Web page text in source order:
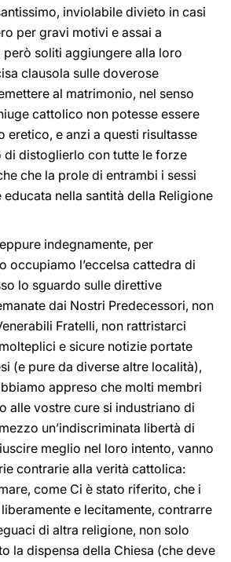
inviolabile divieto in casi
per gravi motivi e assai a
però soliti aggiungere alla loro
clausola sulle doverose
al matrimonio, nel senso
cattolico non potesse essere
eretico, e anzi a questi risultasse
distoglierlo con tutte le forze
che la prole di entrambi i sessi
nella santità della Religione
indegnamente, per
occupiamo l’eccelsa cattedra di
lo sguardo sulle direttive
dai Nostri Predecessori, non
Fratelli, non rattristarci
e sicure notizie portate
(e pure da diverse altre località),
appreso che molti membri
alle vostre cure si industriano di
un’indiscriminata libertà di
meglio nel loro intento, vanno
contrarie alla verità cattolica:
come Ci è stato riferito, che i
e lecitamente, contrarre
di altra religione, non solo
la dispensa della Chiesa (che deve